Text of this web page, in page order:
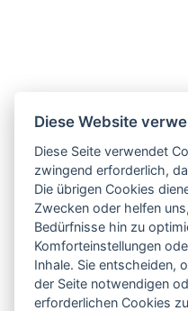
Diese Website
Diese Seite verwendet
zwingend erforderlich,
Die übrigen Cookies
Zwecken oder helfen
Bedürfnisse hin zu
Komforteinstellungen
Inhale. Sie entscheiden,
der Seite notwendigen
erforderlichen Cookies